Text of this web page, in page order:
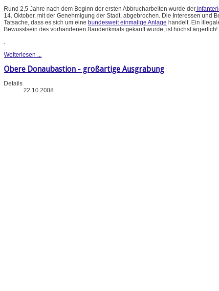
Rund 2,5 Jahre nach dem Beginn der ersten Abbrucharbeiten wurde der
14. Oktober, mit der Genehmigung der Stadt, abgebrochen. Die Interessen
Tatsache, dass es sich um eine bundesweit einmalige Anlage handelt. Ein
Bewusstsein des vorhandenen Baudenkmals gekauft wurde, ist höchst ärgerlich!
.
Weiterlesen ...
Obere Donaubastion - großartige Ausgrabung
Details
22.10.2008